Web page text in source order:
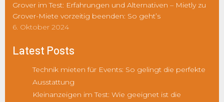
Grover im Test: Erfahrungen und Alternativen – Mietlyzu
Grover-Miete vorzeitig beenden: So geht’s
6. Oktober 2024
Latest Posts
Technik mieten für Events: So gelingt die perfekte
Ausstattung
Kleinanzeigen im Test: Wie geeignet ist die